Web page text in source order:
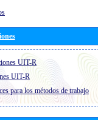
UIT-R
UIT-R
para los métodos de trabajo